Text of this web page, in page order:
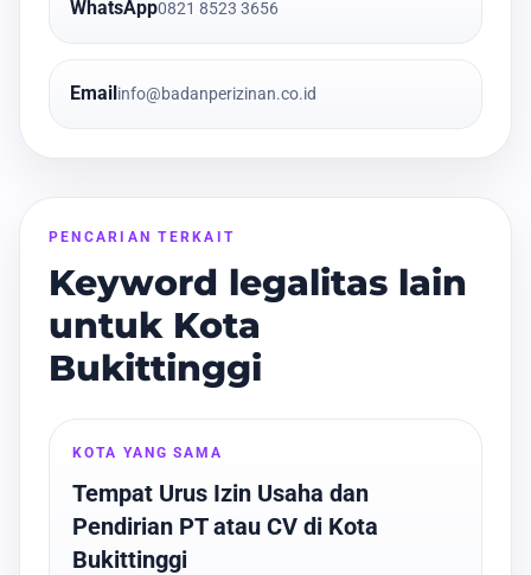
WhatsApp0821 8523 3656
Email info@badanperizinan.co.id
PENCARIAN TERKAIT
Keyword legalitas lain
untuk Kota
Bukittinggi
KOTA YANG SAMA
Tempat Urus Izin Usaha dan
Pendirian PT atau CV di Kota
Bukittinggi